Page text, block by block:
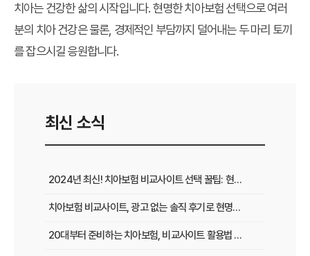
치아는 건강한 삶의 시작입니다. 현명한 치아보험 선택으로 여러
분의 치아 건강은 물론, 경제적인 부담까지 덜어내는 두 마리 토끼
를 잡으시길 응원합니다.
최신 소식
2024년 최신! 치아보험 비교사이트 선택 꿀팁: 현명한 가입 전략 완벽 분석
치아보험 비교사이트, 광고 없는 솔직 후기로 현명하게 선택하는 법
20대부터 준비하는 치아보험, 비교사이트 활용법 A to Z